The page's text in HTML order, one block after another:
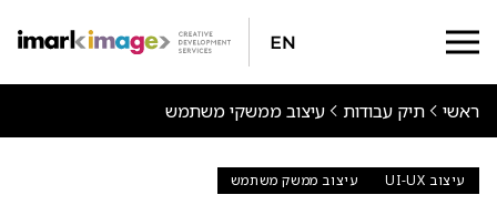
En
ראשי תיק עבודות עיצוב ממשקי משתמש
עיצוב UI-UX עיצוב ממשק משתמש